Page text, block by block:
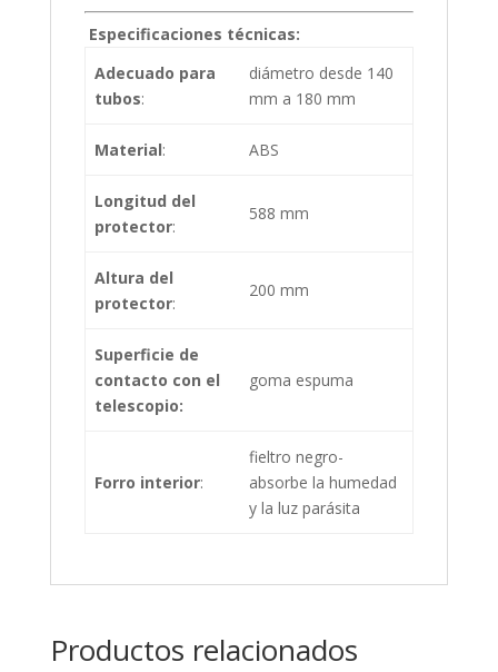
Especificaciones técnicas:
Adecuado para
tubos:
diámetro desde 140
mm a 180 mm
Material: ABS
Longitud del
protector:
588 mm
Altura del
protector:
200 mm
Superficie de
contacto con el
telescopio:
goma espuma
Forro interior:
fieltro negro-
absorbe la humedad
y la luz parásita
Productos relacionados